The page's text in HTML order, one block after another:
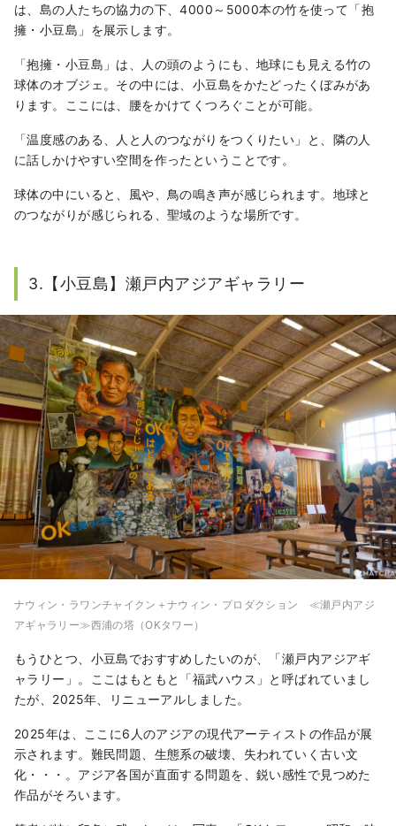
は、島の人たちの協力の下、4000～5000本の竹を使って「抱
擁・小豆島」を展示します。
「抱擁・小豆島」は、人の頭のようにも、地球にも見える竹の
球体のオブジェ。その中には、小豆島をかたどったくぼみがあ
ります。ここには、腰をかけてくつろぐことが可能。
「温度感のある、人と人のつながりをつくりたい」と、隣の人
に話しかけやすい空間を作ったということです。
球体の中にいると、風や、鳥の鳴き声が感じられます。地球と
のつながりが感じられる、聖域のような場所です。
3.【小豆島】瀬戸内アジアギャラリー
ナウィン・ラワンチャイクン＋ナウィン・プロダクション ≪瀬戸内アジ
アギャラリー≫西浦の塔（OKタワー）
もうひとつ、小豆島でおすすめしたいのが、「瀬戸内アジアギ
ャラリー」。ここはもともと「福武ハウス」と呼ばれていまし
たが、2025年、リニューアルしました。
2025年は、ここに6人のアジアの現代アーティストの作品が展
示されます。難民問題、生態系の破壊、失われていく古い文
化・・・。アジア各国が直面する問題を、鋭い感性で見つめた
作品がそろいます。